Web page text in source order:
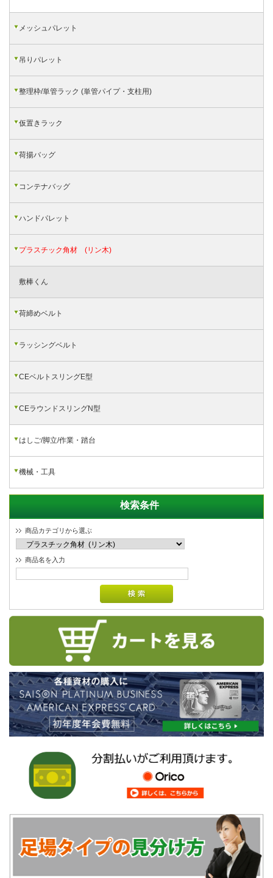
メッシュパレット
吊りパレット
整理枠/単管ラック (単管パイプ・支柱用)
仮置きラック
荷揚バッグ
コンテナバッグ
ハンドパレット
プラスチック角材 (リン木)
敷棒くん
荷締めベルト
ラッシングベルト
CEベルトスリングE型
CEラウンドスリングN型
はしご/脚立/作業・踏台
機械・工具
検索条件
商品カテゴリから選ぶ
商品名を入力